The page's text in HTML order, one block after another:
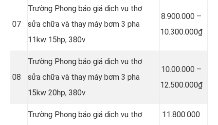
07
Trường Phong báo giá dịch vụ thợ
sửa chữa và thay máy bơm 3 pha
11kw 15hp, 380v
8.900.000 –
10.300.000₫
08
Trường Phong báo giá dịch vụ thợ
sửa chữa và thay máy bơm 3 pha
15kw 20hp, 380v
10.00.000 –
12.500.000₫
Trường Phong báo giá dịch vụ thợ
11.800.000